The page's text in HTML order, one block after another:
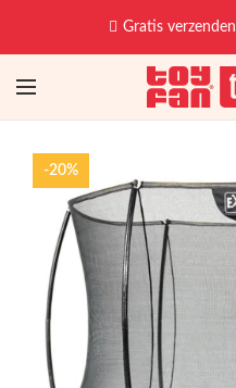
Gratis
-20%